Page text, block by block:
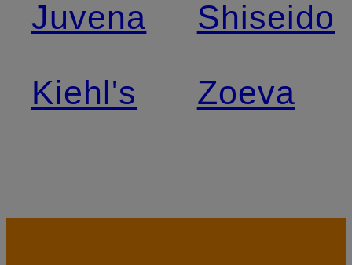
Juvena
Kiehl's
Shiseido
Zoeva